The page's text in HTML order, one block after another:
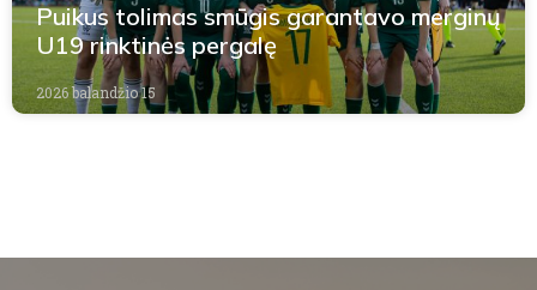
Puikus tolimas smūgis garantavo merginų
U19 rinktinės pergalę
2026 balandžio 15